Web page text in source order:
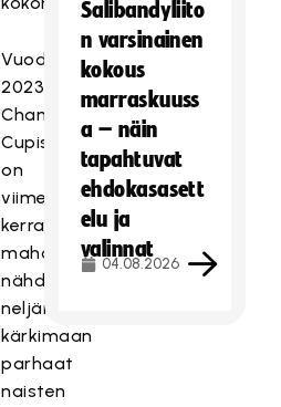
Vuoden
2023
Champions
Cupissa
on
viimeisen
kerran
mahdollisuus
nähdä
neljän
kärkimaan
parhaat
naisten
Salibandyliito
n varsinainen
kokous
marraskuuss
a – näin
tapahtuvat
ehdokasasett
elu ja
valinnat
04.08.2026